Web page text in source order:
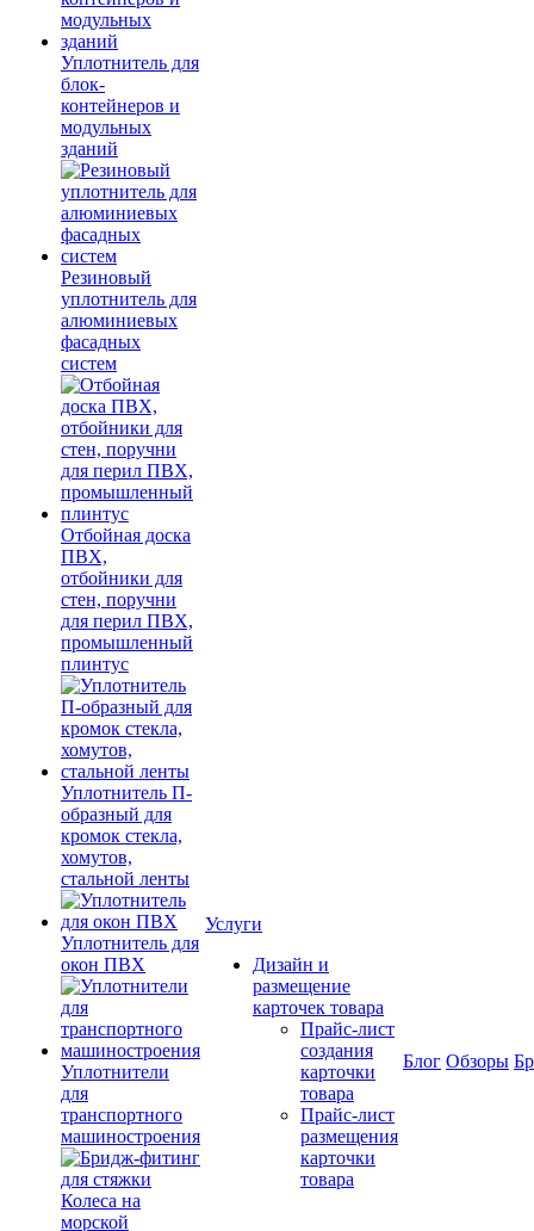
Уплотнитель для
блок-
контейнеров и
модульных
зданий
Резиновый
уплотнитель для
алюминиевых
фасадных
систем
Отбойная доска
ПВХ,
отбойники для
стен, поручни
для перил ПВХ,
промышленный
плинтус
Уплотнитель П-
образный для
кромок стекла,
хомутов,
стальной ленты
Уплотнитель для
окон ПВХ
Уплотнители
для
транспортного
машиностроения
Услуги
Дизайн и
размещение
карточек товара
Прайс-лист
создания
карточки
товара
Прайс-лист
размещения
карточки
товара
Блог Обзоры